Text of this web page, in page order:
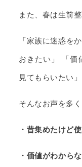
また、春は生前
「家族に迷惑を
おきたい」 「価
見てもらいたい」
そんなお声を多く
・昔集めたけど
・価値がわから